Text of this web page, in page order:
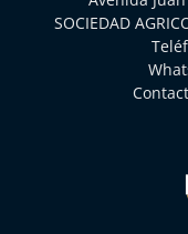
SOCIEDAD